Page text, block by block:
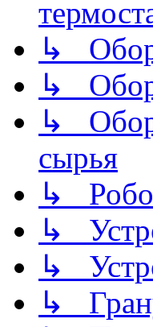
↳
↳
↳
сырья
↳
↳
↳
↳